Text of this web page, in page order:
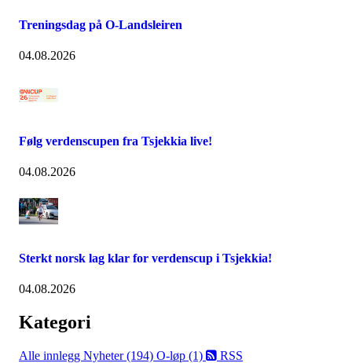
Treningsdag på O-Landsleiren
04.08.2026
Følg verdenscupen fra Tsjekkia live!
04.08.2026
Sterkt norsk lag klar for verdenscup i Tsjekkia!
04.08.2026
Kategori
Alle innlegg Nyheter (194) O-løp (1) RSS